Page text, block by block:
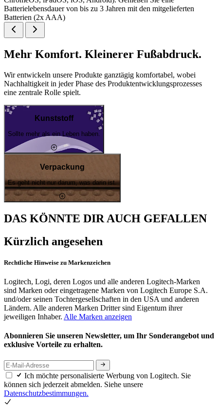
Batterielebensdauer von bis zu 3 Jahren mit den mitgelieferten
Batterien (2x AAA)
Mehr Komfort. Kleinerer Fußabdruck.
Wir entwickeln unsere Produkte ganztägig komfortabel, wobei
Nachhaltigkeit in jeder Phase des Produktentwicklungsprozesses
eine zentrale Rolle spielt.
Kunststoff
Sollte mehr als ein Leben haben.
Verpackung
Es geht nicht nur darum, was darin ist.
DAS KÖNNTE DIR AUCH GEFALLEN
Kürzlich angesehen
Rechtliche Hinweise zu Markenzeichen
Logitech, Logi, deren Logos und alle anderen Logitech-Marken
sind Marken oder eingetragene Marken von Logitech Europe S.A.
und/oder seinen Tochtergesellschaften in den USA und anderen
Ländern. Alle anderen Marken Dritter sind Eigentum ihrer
jeweiligen Inhaber. Alle Marken anzeigen
Abonnieren Sie unseren Newsletter, um Ihr Sonderangebot und
exklusive Vorteile zu erhalten.
Ich möchte personalisierte Werbung von Logitech. Sie
können sich jederzeit abmelden. Siehe unsere
Datenschutzbestimmungen.